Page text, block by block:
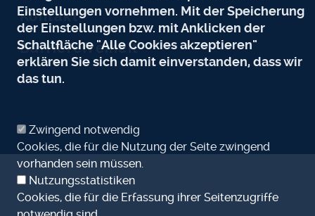
Kontakt
Barrierefreiheit
Einstellungen vornehmen. Mit der Speicherung
der Einstellungen bzw. mit Anklicken der
Schaltfläche "Alle Cookies akzeptieren"
erklären Sie sich damit einverstanden, dass wir
das tun.
Zwingend notwendig
Cookies, die für die Nutzung der Seite zwingend
vorhanden sein müssen.
Nutzungsstatistiken
Cookies, die für die Erfassung ihrer Seitenzugriffe